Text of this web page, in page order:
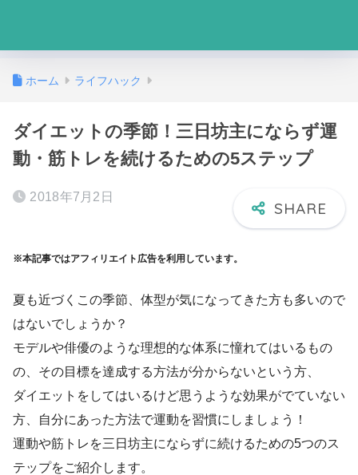
ホーム ライフハック
ダイエットの季節！三日坊主にならず運
動・筋トレを続けるための5ステップ
2018年7月2日
※本記事ではアフィリエイト広告を利用しています。
夏も近づくこの季節、体型が気になってきた方も多いので
はないでしょうか？
モデルや俳優のような理想的な体系に憧れてはいるもの
の、その目標を達成する方法が分からないという方、
ダイエットをしてはいるけど思うような効果がでていない
方、自分にあった方法で運動を習慣にしましょう！
運動や筋トレを三日坊主にならずに続けるための5つのス
テップをご紹介します。